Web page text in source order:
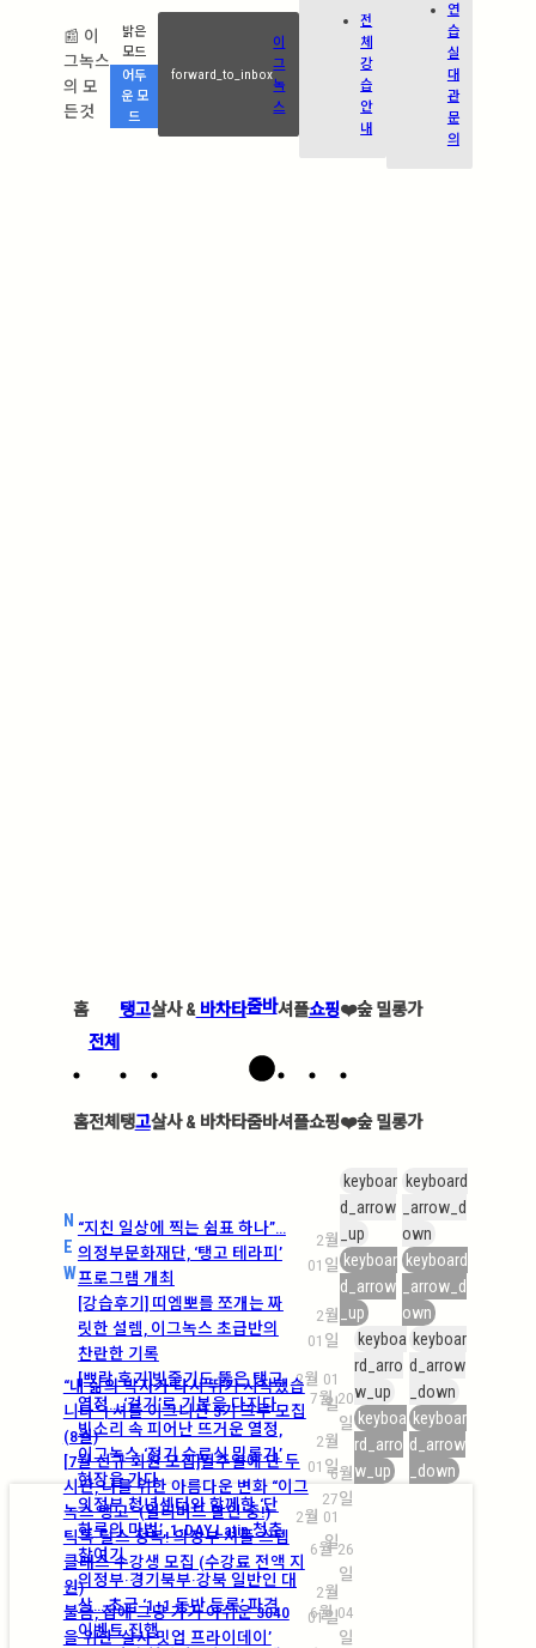
📰 이
그녹스
의 모
든것
밝은
모드
어두
운 모
드
forward_to_inbox
이
그
녹
스
전
체
강
습
안
내
연
습
실
대
관
문
의
홈
홈
전체
전체
탱고
탱고
살사 &바차타
살사 &바차타
줌바
줌바
셔플
셔플
쇼핑
쇼핑
❤️숲 밀롱가
❤️숲 밀롱가
N
E
W
“지친 일상에 찍는 쉼표 하나”…
의정부문화재단, ‘탱고 테라피’
프로그램 개최
2월
01일
[강습후기] 띠엠뽀를 쪼개는 짜
릿한 설렘, 이그녹스 초급반의
찬란한 기록
2월
01일
[쁘락 후기]빗줄기도 뚫은 탱고
열정… ‘걷기’로 기본을 다지다
2월 01
일
빗소리 속 피어난 뜨거운 열정,
이그녹스 ‘정기 수료식 밀롱가’
현장을 가다
2월
01일
의정부 청년센터와 함께한 ‘단
하루의 마법’, 1-DAY Latin 청춘
참여기
2월 01
일
의정부·경기북부·강북 일반인 대
상… 초급 ‘1+1 동반 등록’ 파격
이벤트 진행
2월
01일
keyboar
d_arrow
_up
keyboar
d_arrow
_up
keyboard
_arrow_d
own
keyboard
_arrow_d
own
“내 삶의 박자가 다시 뛰기 시작했습
니다” | 셔플 이그니션 3기 크루 모집
(8월)
7월 20
일
[7월 신규 회원 모집]일주일에 단 두
시간, 나를 위한 아름다운 변화 “이그
녹스 탱고” (얼리버드 할인 중!)
6월
27일
틱톡·릴스 정복! 의정부 셔플 스텝
클래스 수강생 모집 (수강료 전액 지
원)
6월 26
일
불금, 집에 그냥 가기 아쉬운 3040
을 위한 ‘살사 밋업 프라이데이’
6월 04
일
keyboa
rd_arro
w_up
keyboa
rd_arro
w_up
keyboar
d_arrow
_down
keyboar
d_arrow
_down